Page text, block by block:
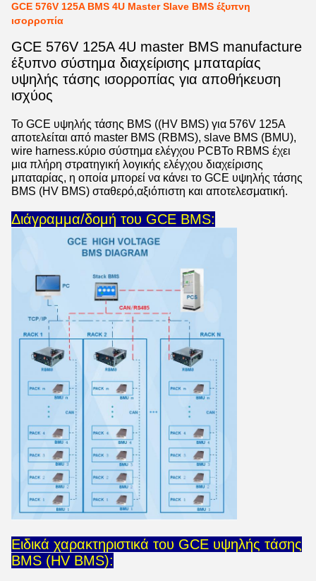
GCE 576V 125A BMS 4U Master Slave BMS έξυπνη
ισορροπία
GCE 576V 125A 4U master BMS manufacture
έξυπνο σύστημα διαχείρισης μπαταρίας
υψηλής τάσης ισορροπίας για αποθήκευση
ισχύος
Το GCE υψηλής τάσης BMS ((HV BMS) για 576V 125A
αποτελείται από master BMS (RBMS), slave BMS (BMU),
wire harness.κύριο σύστημα ελέγχου PCBΤο RBMS έχει
μια πλήρη στρατηγική λογικής ελέγχου διαχείρισης
μπαταρίας, η οποία μπορεί να κάνει το GCE υψηλής τάσης
BMS (HV BMS) σταθερό,αξιόπιστη και αποτελεσματική.
Διάγραμμα/δομή του GCE BMS:
Ειδικά χαρακτηριστικά του GCE υψηλής τάσης
BMS (HV BMS):